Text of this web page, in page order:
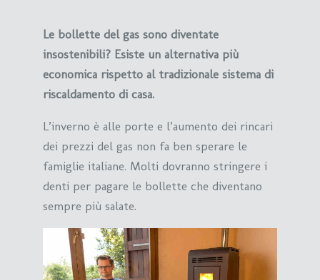
Le bollette del gas sono diventate
insostenibili? Esiste un alternativa più
economica rispetto al tradizionale sistema di
riscaldamento di casa.
L’inverno è alle porte e l’aumento dei rincari
dei prezzi del gas non fa ben sperare le
famiglie italiane. Molti dovranno stringere i
denti per pagare le bollette che diventano
sempre più salate.